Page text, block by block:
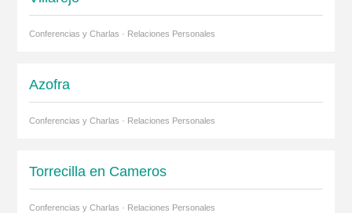
Conferencias y Charlas · Relaciones Personales
Azofra
Conferencias y Charlas · Relaciones Personales
Torrecilla en Cameros
Conferencias y Charlas · Relaciones Personales